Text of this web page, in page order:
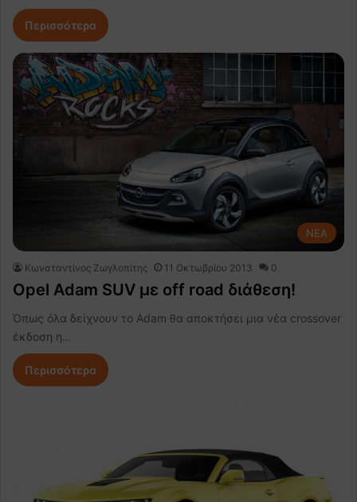
Περισσότερα
NEA
Κωνσταντίνος Ζωγλοπίτης 11 Οκτωβρίου 2013 0
Opel Adam SUV με off road διάθεση!
Όπως όλα δείχνουν το Adam θα αποκτήσει μια νέα crossover
έκδοση η…
Περισσότερα